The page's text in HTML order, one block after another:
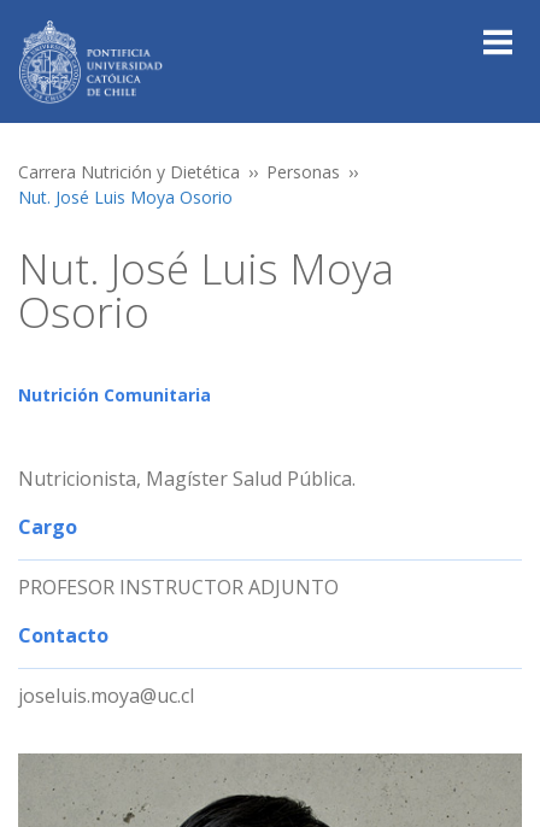
Carrera Nutrición y Dietética
Personas
Nut. José Luis Moya Osorio
Nut. José Luis Moya
Osorio
Nutrición Comunitaria
Nutricionista, Magíster Salud Pública.
Cargo
PROFESOR INSTRUCTOR ADJUNTO
Contacto
joseluis.moya@uc.cl